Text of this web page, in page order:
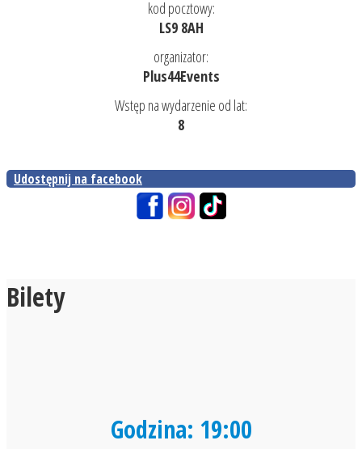
kod pocztowy:
LS9 8AH
organizator:
Plus44Events
Wstęp na wydarzenie od lat:
8
Udostępnij na facebook
Bilety
Godzina: 19:00